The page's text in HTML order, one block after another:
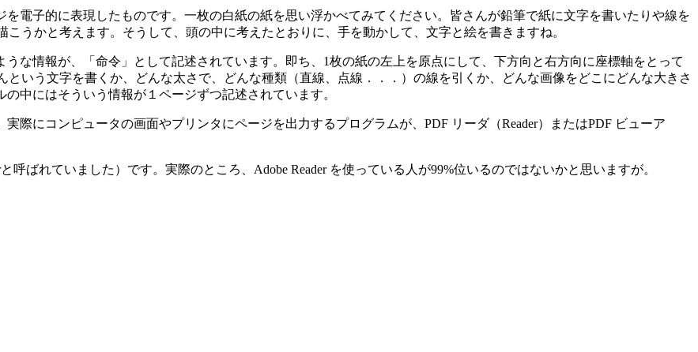
電子的に表現したものです。一枚の白紙の紙を思い浮かべてみてください。皆さんが鉛筆で紙に文字を書いたりや線を
うかと考えます。そうして、頭の中に考えたとおりに、手を動かして、文字と絵を書きますね。
な情報が、「命令」として記述されています。即ち、1枚の紙の左上を原点にして、下方向と右方向に座標軸をとって
いう文字を書くか、どんな太さで、どんな種類（直線、点線．．．）の線を引くか、どんな画像をどこにどんな大きさ
中にはそういう情報が１ページずつ記述されています。
際にコンピュータの画面やプリンタにページを出力するプログラムが、PDF リーダ（Reader）またはPDF ビューア
呼ばれていました）です。実際のところ、Adobe Reader を使っている人が99%位いるのではないかと思いますが。